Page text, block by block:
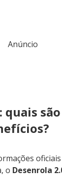
Anúncio
quais
o Desenrola